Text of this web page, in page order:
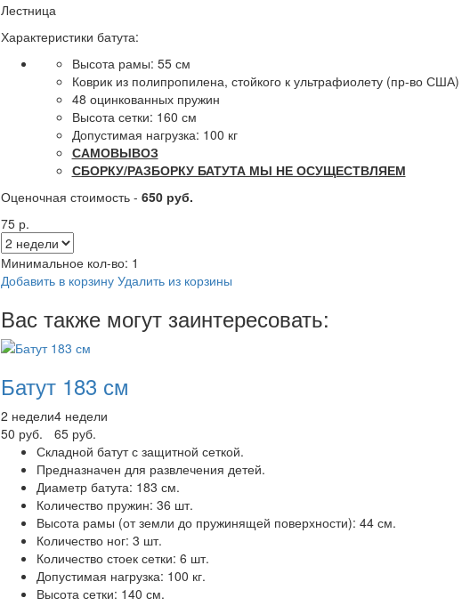
Лестница
Характеристики батута:
Высота рамы: 55 см
Коврик из полипропилена, стойкого к ультрафиолету (пр-во США)
48 оцинкованных пружин
Высота сетки: 160 см
Допустимая нагрузка: 100 кг
САМОВЫВОЗ
СБОРКУ/РАЗБОРКУ БАТУТА МЫ НЕ ОСУЩЕСТВЛЯЕМ
Оценочная стоимость - 650 руб.
75 р.
Минимальное кол-во: 1
Добавить в корзину Удалить из корзины
Вас также могут заинтересовать:
Батут 183 см
2 недели4 недели
50 руб.
65 руб.
Складной батут с защитной сеткой.
Предназначен для развлечения детей.
Диаметр батута: 183 см.
Количество пружин: 36 шт.
Высота рамы (от земли до пружинящей поверхности): 44 см.
Количество ног: 3 шт.
Количество стоек сетки: 6 шт.
Допустимая нагрузка: 100 кг.
Высота сетки: 140 см.